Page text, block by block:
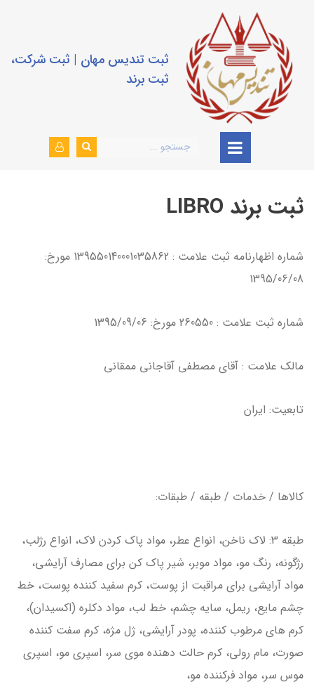
ثبت تندیس مهان | ثبت شرکت،
ثبت برند
ثبت برند LIBRO
شماره اظهارنامه ثبت علامت : 139550140001035862 مورخ:
1395/06/08
شماره ثبت علامت : 260550 مورخ: 1395/09/06
مالك علامت : آقاي مصطفي آقاجاني ممقاني
تابعيت: ايران
كالاها / خدمات / طبقه / طبقات:
طبقه 3: لاك ناخن، انواع عطر، مواد پاك كردن لاك، انواع رژلب،
رژگونه، رنگ مو، مواد موبر، شير پاك كن براي مصارف آرايشي،
مواد آرايشي براي مراقبت از پوست، كرم سفيد كننده پوست، خط
چشم مايع، ريمل، سايه چشم، خط لب، مواد دكلره (اكسيدان)،
كرم هاي مرطوب كننده، پودر آرايشي، ژل مژه، كرم سفت كننده
صورت، مام رولي، كرم حالت دهنده موي سر، اسپري مو، اسپري
موس سر، مواد فركننده مو،